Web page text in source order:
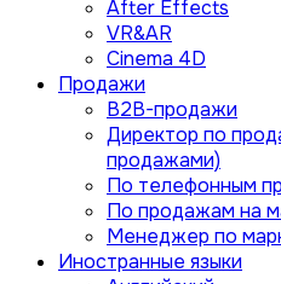
After Effects
VR&AR
Cinema 4D
Продажи
B2B-продажи
Директор по
продажами)
По телефонным
По продажам на
Менеджер по
Иностранные языки